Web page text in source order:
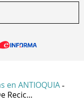
en ANTIOQUIA -
Recic...